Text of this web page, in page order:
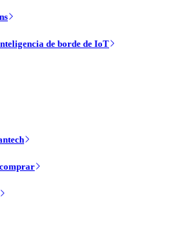
de borde de IoT